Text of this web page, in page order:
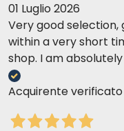
01 Luglio 2026
Very good selection,
within a very short
shop. I am
Acquirente verificato